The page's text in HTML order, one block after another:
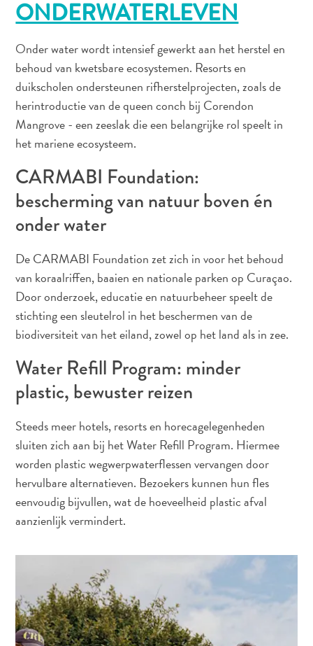
Douane
Immigratie
Gezondheid
en
Inentingen
—
Ziekenhuizen
Verplaatsen
Geldautomaten
en
Accommodatie
Activiteiten
Uit
Eten
Nachtleven
Weer
Internetverbinding
Mobiel
Telefoneren
Elektriciteit
Overig
Bruiloften
en
Digitale
immigratiekaart
N
E
D DEUTSCH
ONDERWATERLEVEN
Onder water wordt intensief gewerkt aan het herstel en
behoud van kwetsbare ecosystemen. Resorts en
duikscholen ondersteunen rifherstelprojecten, zoals de
herintroductie van de queen conch bij Corendon
Mangrove - een zeeslak die een belangrijke rol speelt in
het mariene ecosysteem.
CARMABI Foundation:
bescherming van natuur boven én
onder water
De CARMABI Foundation zet zich in voor het behoud
van koraalriffen, baaien en nationale parken op Curaçao.
Door onderzoek, educatie en natuurbeheer speelt de
stichting een sleutelrol in het beschermen van de
biodiversiteit van het eiland, zowel op het land als in zee.
Water Refill Program: minder
plastic, bewuster reizen
Steeds meer hotels, resorts en horecagelegenheden
sluiten zich aan bij het Water Refill Program. Hiermee
worden plastic wegwerpwaterflessen vervangen door
hervulbare alternatieven. Bezoekers kunnen hun fles
eenvoudig bijvullen, wat de hoeveelheid plastic afval
aanzienlijk vermindert.